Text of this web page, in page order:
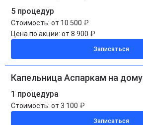
5 процедур
Стоимость: от 10 500 ₽
Цена по акции: от 8 900 ₽
Записаться
Капельница Аспаркам на дому
1 процедура
Стоимость: от 3 100 ₽
Записаться